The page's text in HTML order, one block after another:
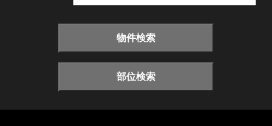
物件検索
部位検索